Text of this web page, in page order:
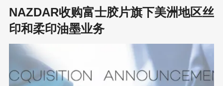
生。 彼时的国内封面机市场尚处于粗放阶段，精度低、稳定性差是
整个行业的普遍痛点。创业之初，团队在台风天用防水薄膜钉窗
户、亲自上阵装机器，就是这样艰苦的条件下，他们仅用半年便推
出了第一台封面机。 产品一经面世，就被广东客户以35万元的价格
购入，次年更在上海展会上斩获了来自美国的200万元大订单。这
样的开局看似顺风顺水，然而真正的考验还在后头。 2012年，一
位烟包领域的大客户前来试机。看完设备运转后，客户只是摇了摇
NAZDAR收购富士胶片旗下美洲地区丝
印和柔印油墨业务